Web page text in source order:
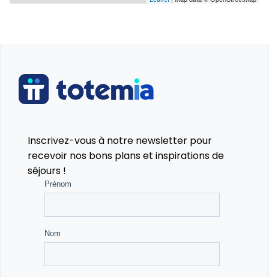
Inscrivez-vous à notre newsletter pour
recevoir nos bons plans et inspirations de
séjours !